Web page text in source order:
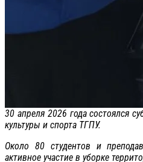
30 апреля 2026 года состоялся
культуры и спорта ТГПУ.
Около 80 студентов и
активное участие в уборке